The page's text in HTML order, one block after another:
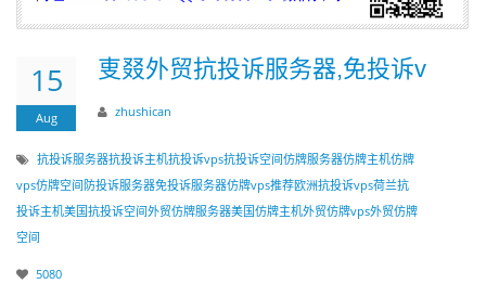
15
Aug
叓叕外贸抗投诉服务器,免投诉v
zhushican
抗投诉服务器抗投诉主机抗投诉vps抗投诉空间仿牌服务器仿牌主机仿牌
vps仿牌空间 防投诉服务器免投诉服务器仿牌vps推荐欧洲抗投诉vps荷兰抗
投诉主机美国抗投诉空间外贸仿牌服务器美国仿牌主机外贸仿牌vps外贸仿牌
空间
5080